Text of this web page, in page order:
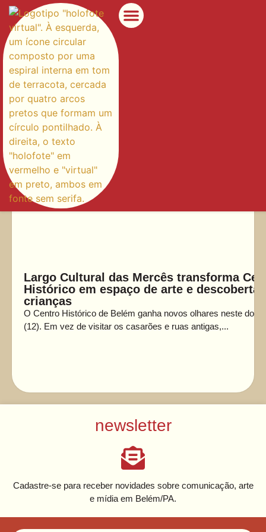
Etiqueta: evento
Largo Cultural das Mercês transforma
Histórico em espaço de arte e descoberta
crianças
O Centro Histórico de Belém ganha novos olhares neste
(12). Em vez de visitar os casarões e ruas antigas,...
newsletter
Cadastre-se para receber novidades sobre comunicação, arte
e mídia em Belém/PA.